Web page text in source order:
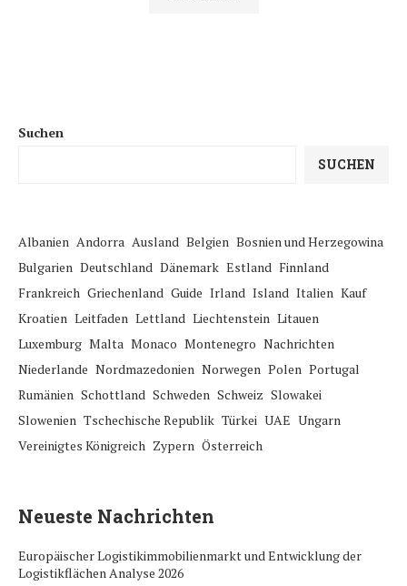
Suchen
SUCHEN
Albanien Andorra Ausland Belgien Bosnien und Herzegowina
Bulgarien Deutschland Dänemark Estland Finnland
Frankreich Griechenland Guide Irland Island Italien Kauf
Kroatien Leitfaden Lettland Liechtenstein Litauen
Luxemburg Malta Monaco Montenegro Nachrichten
Niederlande Nordmazedonien Norwegen Polen Portugal
Rumänien Schottland Schweden Schweiz Slowakei
Slowenien Tschechische Republik Türkei UAE Ungarn
Vereinigtes Königreich Zypern Österreich
Neueste Nachrichten
Europäischer Logistikimmobilienmarkt und Entwicklung der
Logistikflächen Analyse 2026